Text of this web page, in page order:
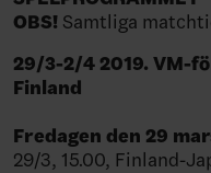
OBS! Samtliga
29/3-2/4 2019. VM-
Finland
Fredagen den 29
29/3, 15.00, Finland-